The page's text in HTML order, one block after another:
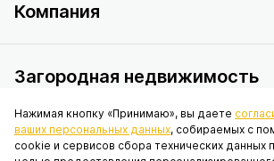
Компания
Загородная недвижимость
Данный интернет-сайт носит исключительно
Нажимая кнопку «Принимаю», вы даете
ваших персональных данных, собираемых с
cookie и сервисов сбора технических данных